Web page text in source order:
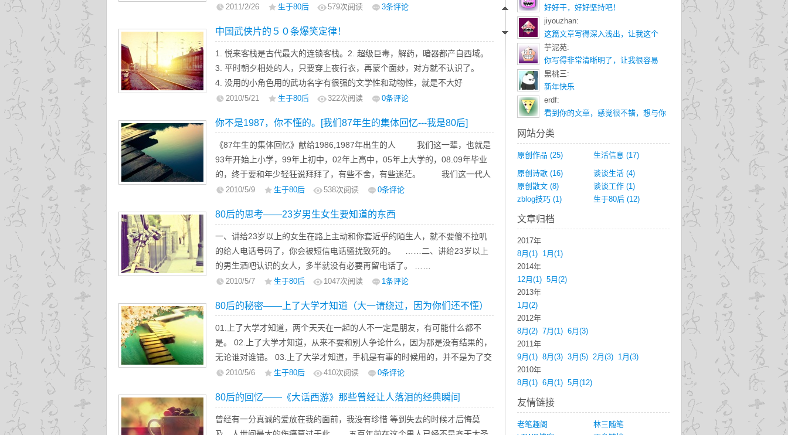
一旦累死了，就会有别的女人花你的钱，住你的房，睡你的老公，打你的
2011/2/26 生于80后 579次阅读 3条评论
中国武侠片的５０条爆笑定律！
1. 悦来客栈是古代最大的连锁客栈。2. 超级巨毒，解药，暗器都产自西域。
3. 平时朝夕相处的人，只要穿上夜行衣，再蒙个面纱，对方就不认识了。
4. 没用的小角色用的武功名字有很强的文学性和动物性，就是不大好
用。 5. 长着超长白发+胡子的绝对是旷世高人，和他要拉好关系。6. 英雄
2010/5/21 生于80后 322次阅读 0条评论
你不是1987，你不懂的。[我们87年生的集体回忆---我是80后]
《87年生的集体回忆》献给1986,1987年出生的人 我们这一辈，也就是
93年开始上小学，99年上初中，02年上高中，05年上大学的，08.09年毕业
的，终于要和年少轻狂说拜拜了，有些不舍，有些迷茫。 我们这一代人
生于80年代中后期，没有80年代前期人的保守，也没有80年代后期人的疯
等……
2010/5/9 生于80后 538次阅读 0条评论
80后的思考——23岁男生女生要知道的东西
一、讲给23岁以上的女生在路上主动和你套近乎的陌生人，就不要傻不拉叽
的给人电话号码了，你会被短信电话骚扰致死的。 ……二、讲给23岁以上
的男生酒吧认识的女人，多半就没有必要再留电话了。 ……
2010/5/7 生于80后 1047次阅读 1条评论
80后的秘密——上了大学才知道（大一请绕过，因为你们还不懂）
01.上了大学才知道，两个天天在一起的人不一定是朋友，有可能什么都不
是。 02.上了大学才知道，从来不要和别人争论什么，因为那是没有结果的，
无论谁对谁错。 03.上了大学才知道，手机是有事的时候用的，并不是为了交
流感情。 04.上了大学才知道，真心对一个人好不一定有回报，而你忽略的人
2010/5/6 生于80后 410次阅读 0条评论
80后的回忆——《大话西游》那些曾经让人落泪的经典瞬间
曾经有一分真诚的爱放在我的面前，我没有珍惜 等到失去的时候才后悔莫
好好干，好好坚持吧！
jiyouzhan:
这篇文章写得深入浅出，让我这个
芋泥苑:
你写得非常清晰明了，让我很容易
黑桃三:
新年快乐
erdf:
看到你的文章，感觉很不错，想与你
网站分类
原创作品 (25)
原创诗歌 (16)
原创散文 (8)
zblog技巧 (1)
生活信息 (17)
谈谈生活 (4)
谈谈工作 (1)
生于80后 (12)
文章归档
2017年
8月 (1) 1月 (1)
2014年
12月 (1) 5月 (2)
2013年
1月 (2)
2012年
8月 (2) 7月 (1) 6月 (3)
2011年
9月 (1) 8月 (3) 3月 (5) 2月 (3) 1月 (3)
2010年
8月 (1) 6月 (1) 5月 (12)
友情链接
老笔趣阁
林三随笔